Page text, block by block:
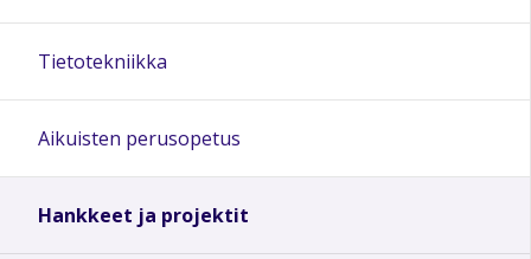
Tietotekniikka
Aikuisten perusopetus
Hankkeet ja projektit